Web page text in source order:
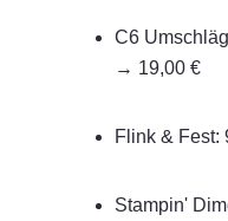
C6
→ 19,00 €
Flink &
Stampin'